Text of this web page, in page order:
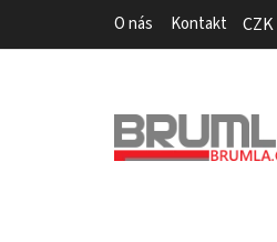
O nás Kontakt CZK